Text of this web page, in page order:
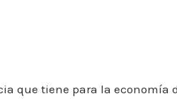
que tiene para la economía